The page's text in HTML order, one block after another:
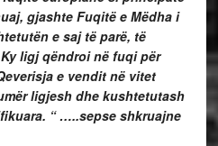
gjashte Fuqitë e Mëdha i
e saj të parë, të
ligj qëndroi në fuqi për
e vendit në vitet
ligjesh dhe kushtetutash
“ …..sepse shkruajne